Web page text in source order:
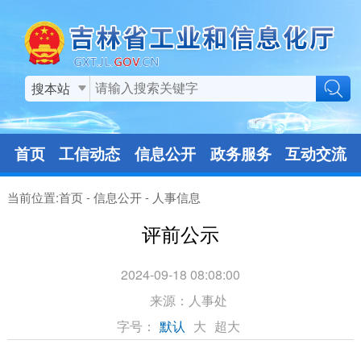
搜本站
首页 工信动态 信息公开 政务服务 互动交流
当前位置:首页-信息公开- 人事信息
评前公示
2024-09-18 08:08:00
来源： 人事处
字号： 默认 大 超大